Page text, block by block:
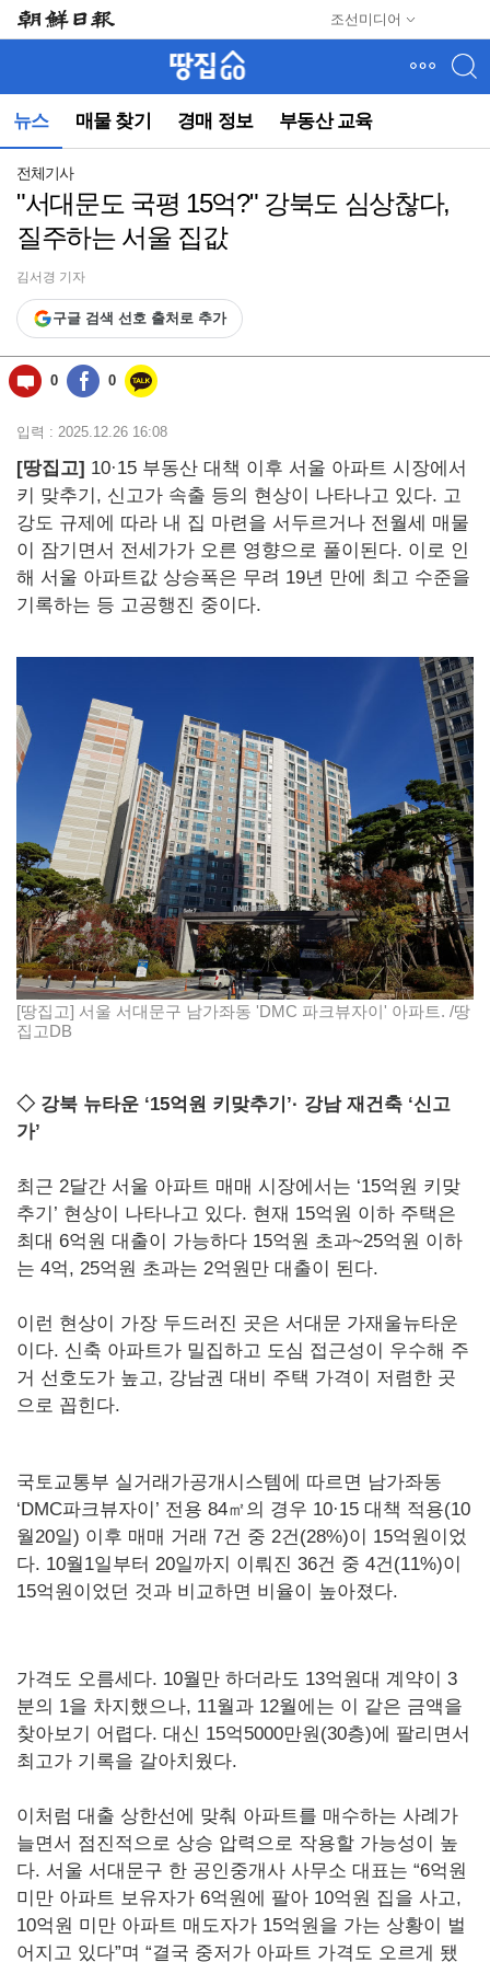
조선미디어
뉴스 매물 찾기 경매 정보 부동산 교육
뉴
(컨
동)
전체기사
"서대문도 국평 15억?" 강북도 심상찮다,
질주하는 서울 집값
김서경 기자
구글 검색 선호 출처로 추가
0 0
입력 : 2025.12.26 16:08
[땅집고] 10·15 부동산 대책 이후 서울 아파트 시장에서
키 맞추기, 신고가 속출 등의 현상이 나타나고 있다. 고
강도 규제에 따라 내 집 마련을 서두르거나 전월세 매물
이 잠기면서 전세가가 오른 영향으로 풀이된다. 이로 인
해 서울 아파트값 상승폭은 무려 19년 만에 최고 수준을
기록하는 등 고공행진 중이다.
[땅집고] 서울 서대문구 남가좌동 'DMC 파크뷰자이' 아파트. /땅
집고DB
◇ 강북 뉴타운 ‘15억원 키맞추기’· 강남 재건축 ‘신고
가’
최근 2달간 서울 아파트 매매 시장에서는 ‘15억원 키맞
추기’ 현상이 나타나고 있다. 현재 15억원 이하 주택은
최대 6억원 대출이 가능하다 15억원 초과~25억원 이하
는 4억, 25억원 초과는 2억원만 대출이 된다.
이런 현상이 가장 두드러진 곳은 서대문 가재울뉴타운
이다. 신축 아파트가 밀집하고 도심 접근성이 우수해 주
거 선호도가 높고, 강남권 대비 주택 가격이 저렴한 곳
으로 꼽힌다.
국토교통부 실거래가공개시스템에 따르면 남가좌동
‘DMC파크뷰자이’ 전용 84㎡의 경우 10·15 대책 적용(10
월20일) 이후 매매 거래 7건 중 2건(28%)이 15억원이었
다. 10월1일부터 20일까지 이뤄진 36건 중 4건(11%)이
15억원이었던 것과 비교하면 비율이 높아졌다.
가격도 오름세다. 10월만 하더라도 13억원대 계약이 3
분의 1을 차지했으나, 11월과 12월에는 이 같은 금액을
찾아보기 어렵다. 대신 15억5000만원(30층)에 팔리면서
최고가 기록을 갈아치웠다.
이처럼 대출 상한선에 맞춰 아파트를 매수하는 사례가
늘면서 점진적으로 상승 압력으로 작용할 가능성이 높
다. 서울 서대문구 한 공인중개사 사무소 대표는 “6억원
미만 아파트 보유자가 6억원에 팔아 10억원 집을 사고,
10억원 미만 아파트 매도자가 15억원을 가는 상황이 벌
어지고 있다”며 “결국 중저가 아파트 가격도 오르게 됐